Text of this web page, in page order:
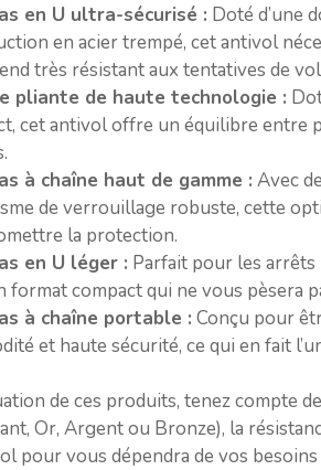
en U ultra-sécurisé : Doté d’une
en acier trempé, cet antivol
très résistant aux tentatives de
pliante de haute technologie :
cet antivol offre un équilibre entre
à chaîne haut de gamme : Avec
de verrouillage robuste, cette
la protection.
en U léger : Parfait pour les
format compact qui ne vous pèsera
à chaîne portable : Conçu pour
et haute sécurité, ce qui en fait
de ces produits, tenez compte
Or, Argent ou Bronze), la
pour vous dépendra de vos